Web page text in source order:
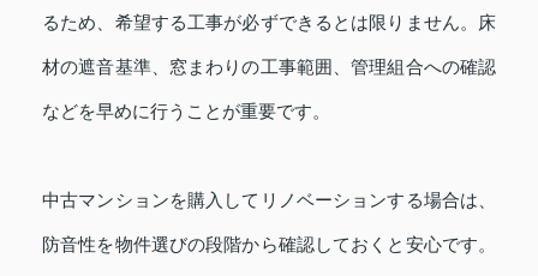
るため、希望する工事が必ずできるとは限りません。床
材の遮音基準、窓まわりの工事範囲、管理組合への確認
などを早めに行うことが重要です。
中古マンションを購入してリノベーションする場合は、
防音性を物件選びの段階から確認しておくと安心です。